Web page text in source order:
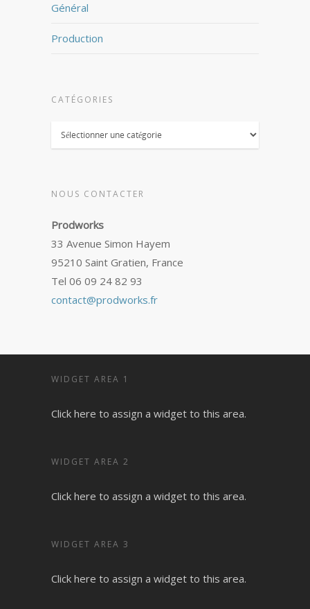
Général
Production
CATÉGORIES
Catégories
NOUS CONTACTER
Prodworks
33 Avenue Simon Hayem
95210 Saint Gratien, France
Tel 06 09 24 82 93
contact@prodworks.fr
WIDGET AREA 1
Click here to assign a widget to this area.
WIDGET AREA 2
Click here to assign a widget to this area.
WIDGET AREA 3
Click here to assign a widget to this area.